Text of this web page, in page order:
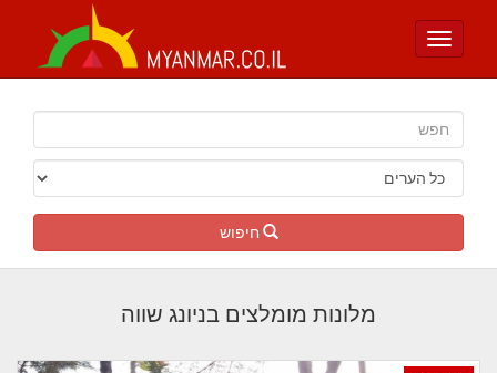
Toggle
חיפוש
מלונות מומלצים בניונג שווה